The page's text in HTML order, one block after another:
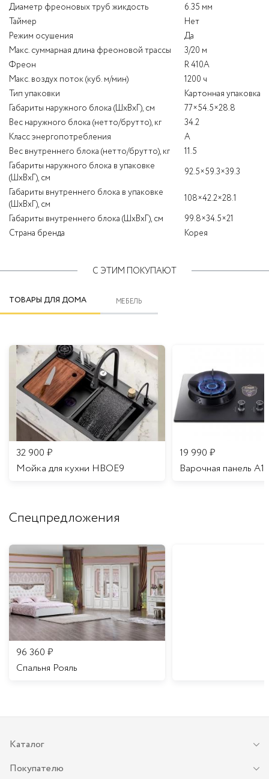
Диаметр фреоновых труб жикдость
6.35 мм
Таймер
Нет
Режим осушения
Да
Макс. суммарная длина фреоновой трассы
3/20 м
Фреон
R 410A
Макс. воздух поток (куб. м/мин)
1200 ч
Тип упаковки
Картонная упаковка
Габариты наружного блока (ШхВхГ), см
77×54.5×28.8
Вес наружного блока (нетто/брутто), кг
34.2
Класс энергопотребления
A
Вес внутреннего блока (нетто/брутто), кг
11.5
Габариты наружного блока в упаковке
(ШхВхГ), см
92.5×59.3×39.3
Габариты внутреннего блока в упаковке
(ШхВхГ), см
108×42.2×28.1
Габариты внутреннего блока (ШхВхГ), см
99.8×34.5×21
Страна бренда
Корея
С ЭТИМ ПОКУПАЮТ
ТОВАРЫ ДЛЯ ДОМА МЕБЕЛЬ
32 900 ₽
Мойка для кухни HBOE9
19 990 ₽
Варочная панель A16
Спецпредложения
96 360 ₽
Спальня Рояль
Каталог
Покупателю